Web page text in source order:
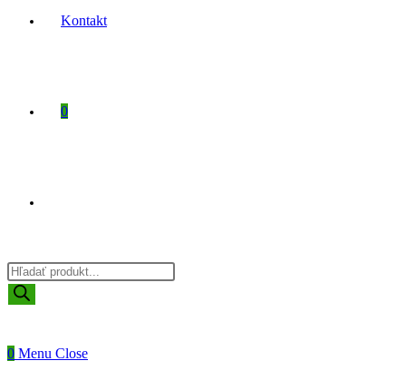
Kontakt
0
Products
search
0 Menu Close